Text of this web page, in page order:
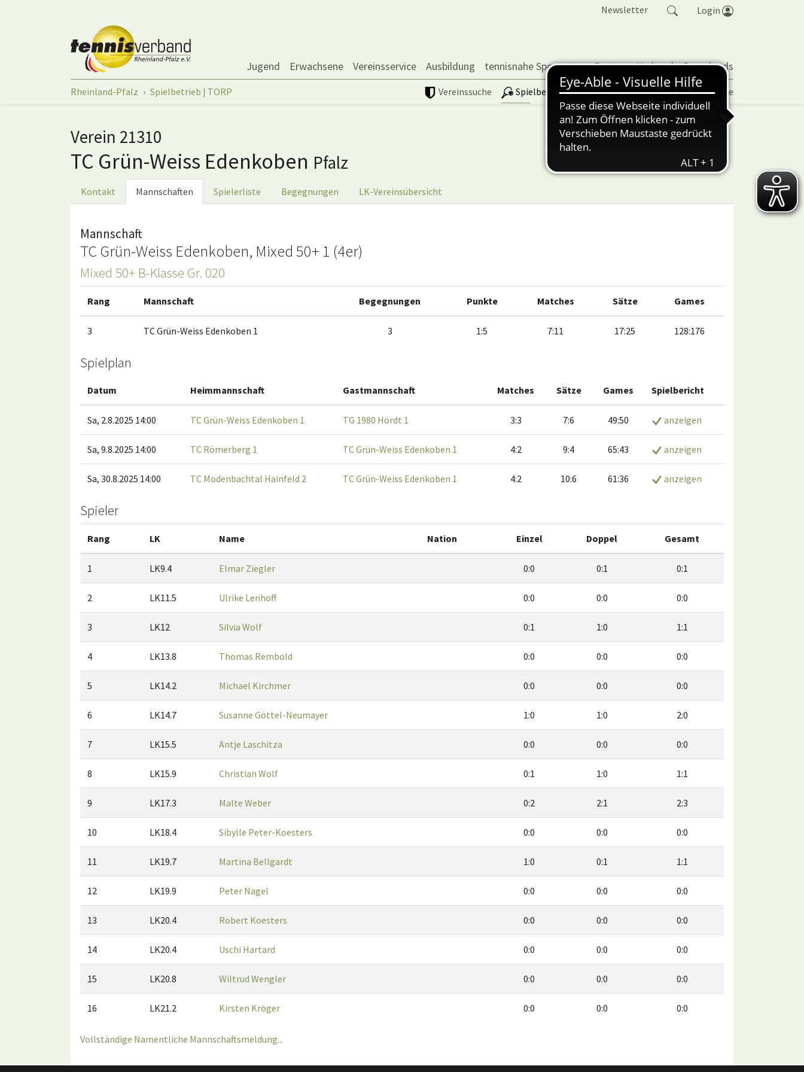
Newsletter Login
Jugend Erwachsene Vereinsservice Ausbildung tennisnahe Sportarten Partner Verband Downloads
Vereinssuche Spielbetrieb | TORP Vereinspokal Turniere
Sie sind hier:
Rheinland-Pfalz Spielbetrieb | TORP
Verein 21310
TC Grün-Weiss Edenkoben Pfalz
Kontakt Mannschaften Spielerliste Begegnungen LK-Vereinsübersicht
Mannschaft
TC Grün-Weiss Edenkoben, Mixed 50+ 1 (4er)
Mixed 50+ B-Klasse Gr. 020
Rang Mannschaft Begegnungen Punkte Matches Sätze Games
3 TC Grün-Weiss Edenkoben 1 3 1:5 7:11 17:25 128:176
Spielplan
Datum Heimmannschaft Gastmannschaft Matches Sätze Games Spielbericht
Sa, 2.8.2025 14:00 TC Grün-Weiss Edenkoben 1 TG 1980 Hördt 1 3:3 7:6 49:50 anzeigen
Sa, 9.8.2025 14:00 TC Römerberg 1 TC Grün-Weiss Edenkoben 1 4:2 9:4 65:43 anzeigen
Sa, 30.8.2025 14:00 TC Modenbachtal Hainfeld 2 TC Grün-Weiss Edenkoben 1 4:2 10:6 61:36 anzeigen
Spieler
Rang LK Name Nation Einzel Doppel Gesamt
1 LK9.4 Elmar Ziegler 0:0 0:1 0:1
2 LK11.5 Ulrike Lenhoff 0:0 0:0 0:0
3 LK12 Silvia Wolf 0:1 1:0 1:1
4 LK13.8 Thomas Rembold 0:0 0:0 0:0
5 LK14.2 Michael Kirchmer 0:0 0:0 0:0
6 LK14.7 Susanne Göttel-Neumayer 1:0 1:0 2:0
7 LK15.5 Antje Laschitza 0:0 0:0 0:0
8 LK15.9 Christian Wolf 0:1 1:0 1:1
9 LK17.3 Malte Weber 0:2 2:1 2:3
10 LK18.4 Sibylle Peter-Koesters 0:0 0:0 0:0
11 LK19.7 Martina Bellgardt 1:0 0:1 1:1
12 LK19.9 Peter Nagel 0:0 0:0 0:0
13 LK20.4 Robert Koesters 0:0 0:0 0:0
14 LK20.4 Uschi Hartard 0:0 0:0 0:0
15 LK20.8 Wiltrud Wengler 0:0 0:0 0:0
16 LK21.2 Kirsten Kröger 0:0 0:0 0:0
Vollständige Namentliche Mannschaftsmeldung...